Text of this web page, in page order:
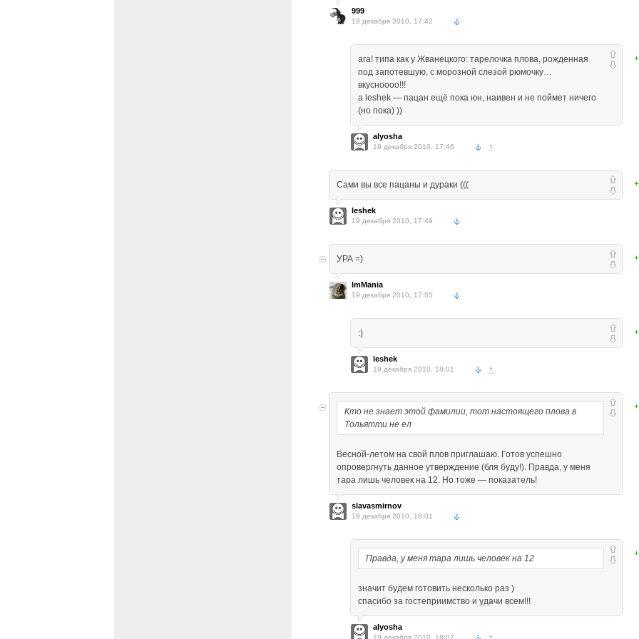
999
19 декабря 2010, 17:42
ага! типа как у Жванецкого: тарелочка плова, рожденная
под запотевшую, с морозной слезой рюмочку…
вкусноооо!!!
а leshek — пацан ещё пока юн, наивен и не поймет ничего
(но пока) ))
alyosha
19 декабря 2010, 17:46 ↑
Сами вы все пацаны и дураки (((
leshek
19 декабря 2010, 17:49
УРА =)
ImMania
19 декабря 2010, 17:55
:)
leshek
19 декабря 2010, 18:01 ↑
Кто не знает этой фамилии, тот настоящего плова в
Тольятти не ел
Весной-летом на свой плов приглашаю. Готов успешно
опровергнуть данное утверждение (бля буду!). Правда, у меня
тара лишь человек на 12. Но тоже — показатель!
slavasmirnov
19 декабря 2010, 18:01
Правда, у меня тара лишь человек на 12
значит будем готовить несколько раз )
спасибо за гостеприимство и удачи всем!!!
alyosha
19 декабря 2010, 18:07 ↑